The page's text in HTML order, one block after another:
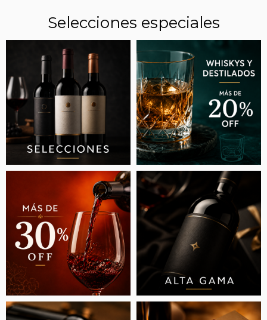
“VINOS ESPECIALES”: LA REVANCHA DE UNA
CEPA BLANCA QUE FUE OLVIDADA EN LA
ARGENTINA Y HOY JUEGA EN LA ALTA GAMA
Selecciones especiales